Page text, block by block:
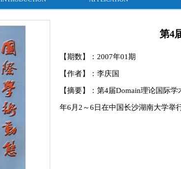
第4
【期数】： 2007年01期
【作者】：李庆国
【摘要】：第4届Domain理论国际
年6月2～6日在中国长沙湖南大学举